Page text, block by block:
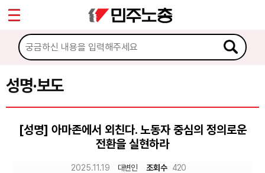
성명·보도
[성명] 아마존에서 외친다. 노동자 중심의 정의로운
전환을 실현하라
2025.11.19 대변인 조회수 420
마이페이지
소개
소식
공지사항
성명·보도
Sketchbook5, 스케치북5
Sketchbook5, 스케치북5